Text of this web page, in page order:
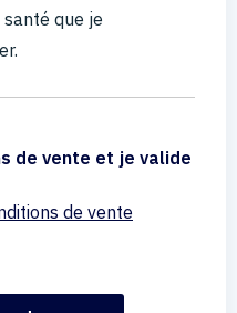
que je
de vente et je valide
de vente